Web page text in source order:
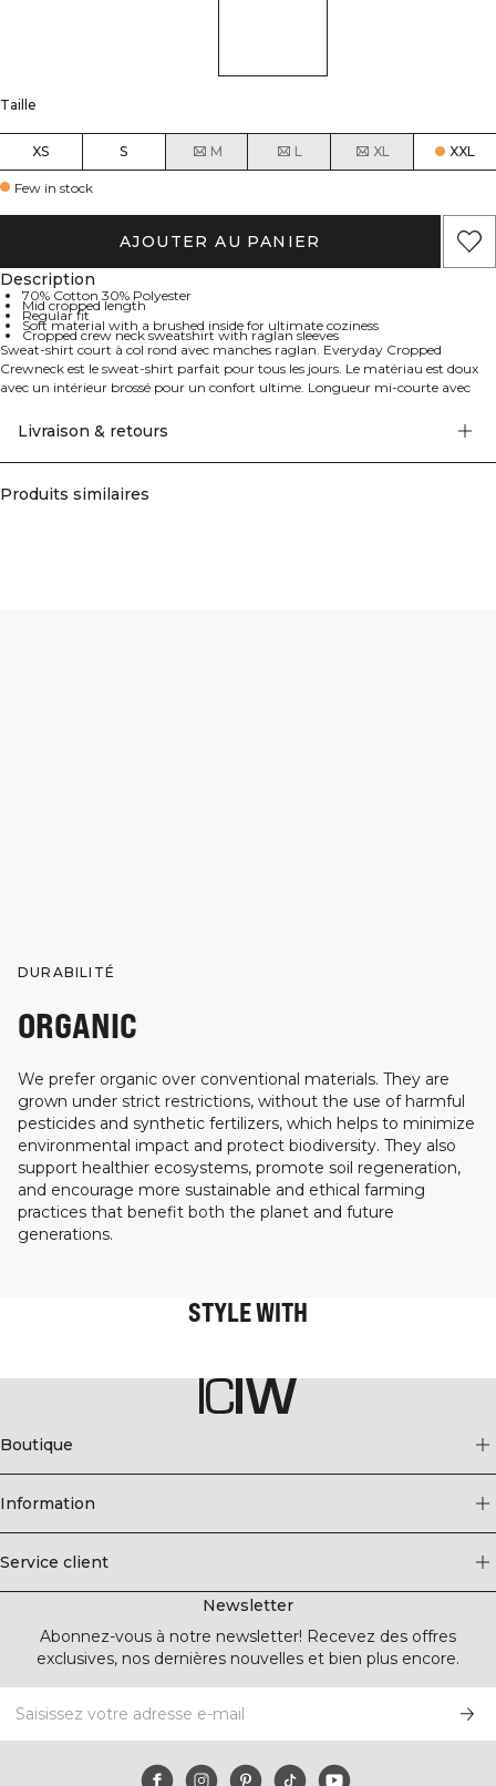
Taille
XS S M L XL XXL
Few in stock
AJOUTER AU PANIER
Description
70% Cotton 30% Polyester
Mid cropped length
Regular fit
Soft material with a brushed inside for ultimate coziness
Cropped crew neck sweatshirt with raglan sleeves
Sweat-shirt court à col rond avec manches raglan. Everyday Cropped
Crewneck est le sweat-shirt parfait pour tous les jours. Le matériau est doux
avec un intérieur brossé pour un confort ultime. Longueur mi-courte avec
Livraison & retours
Produits similaires
DURABILITÉ
ORGANIC
We prefer organic over conventional materials. They are
grown under strict restrictions, without the use of harmful
pesticides and synthetic fertilizers, which helps to minimize
environmental impact and protect biodiversity. They also
support healthier ecosystems, promote soil regeneration,
and encourage more sustainable and ethical farming
practices that benefit both the planet and future
generations.
STYLE WITH
Boutique
Information
Service client
Newsletter
Abonnez-vous à notre newsletter! Recevez des offres
exclusives, nos dernières nouvelles et bien plus encore.